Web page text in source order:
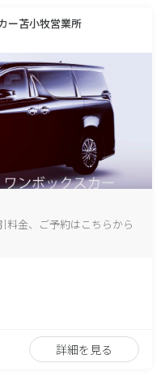
ー苫小牧営業所
料金、ご予約はこちらから
詳細を見る